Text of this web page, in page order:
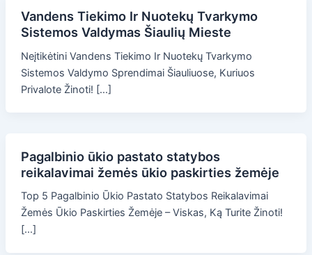
Vandens Tiekimo Ir Nuotekų Tvarkymo
Sistemos Valdymas Šiaulių Mieste
Neįtikėtini Vandens Tiekimo Ir Nuotekų Tvarkymo
Sistemos Valdymo Sprendimai Šiauliuose, Kuriuos
Privalote Žinoti! […]
Pagalbinio ūkio pastato statybos
reikalavimai žemės ūkio paskirties žemėje
Top 5 Pagalbinio Ūkio Pastato Statybos Reikalavimai
Žemės Ūkio Paskirties Žemėje – Viskas, Ką Turite Žinoti!
[…]